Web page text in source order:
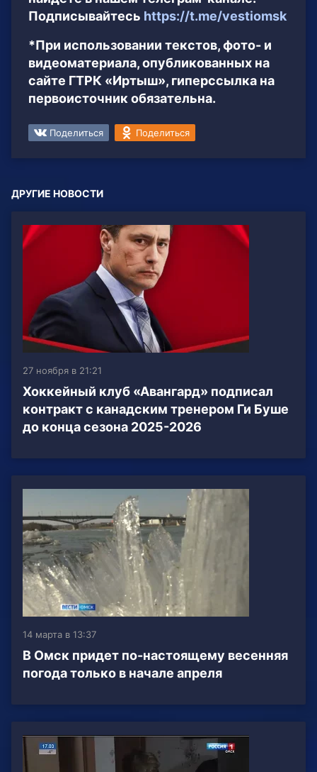
Подписывайтесь https://t.me/vestiomsk
*При использовании текстов, фото- и
видеоматериала, опубликованных на
сайте ГТРК «Иртыш», гиперссылка на
первоисточник обязательна.
Поделиться Поделиться
ДРУГИЕ НОВОСТИ
27 ноября в 21:21
Хоккейный клуб «Авангард» подписал
контракт с канадским тренером Ги Буше
до конца сезона 2025-2026
14 марта в 13:37
В Омск придет по-настоящему весенняя
погода только в начале апреля